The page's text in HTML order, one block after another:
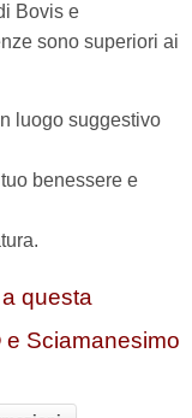
Bovis e
sono superiori ai
luogo suggestivo
benessere e
questa
Sciamanesimo